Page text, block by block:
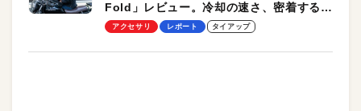
Fold」レビュー。冷却の速さ、密着する冷
却プレート、シンプルな操作性がグッド！
アクセサリ レポート タイアップ